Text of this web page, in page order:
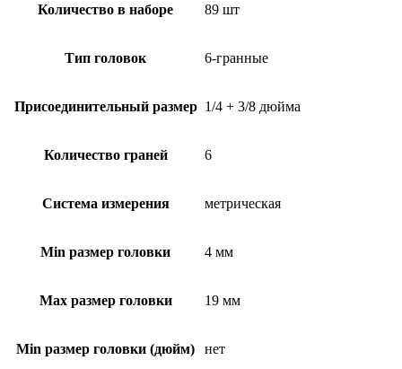
Количество в наборе 89 шт
Тип головок 6-гранные
Присоединительный размер 1/4 + 3/8 дюйма
Количество граней 6
Система измерения метрическая
Min размер головки 4 мм
Max размер головки 19 мм
Min размер головки (дюйм) нет